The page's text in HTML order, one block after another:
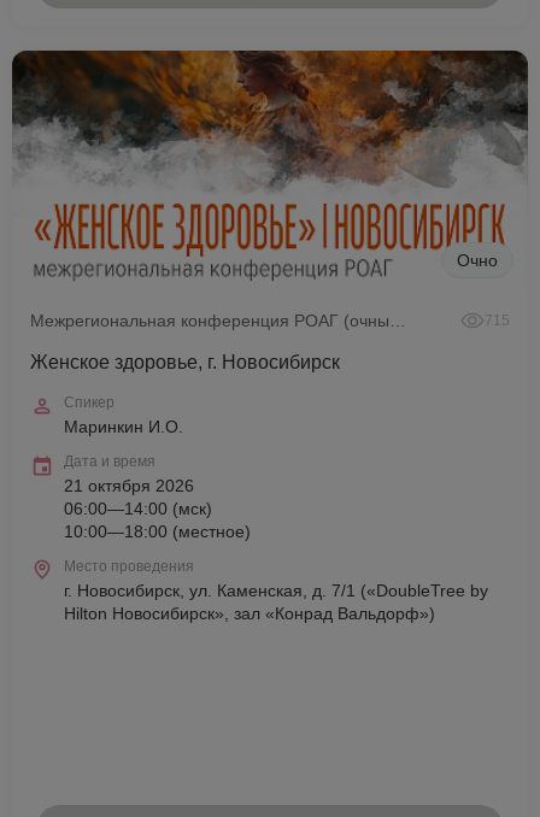
Очно
715
Женское здоровье, г. Новосибирск
Спикер
Маринкин И.О.
Дата и время
21 октября 2026
06:00—14:00 (мск)
10:00—18:00 (местное)
Место проведения
г. Новосибирск, ул. Каменская, д. 7/1 («DoubleTree by
Hilton Новосибирск», зал «Конрад Вальдорф»)